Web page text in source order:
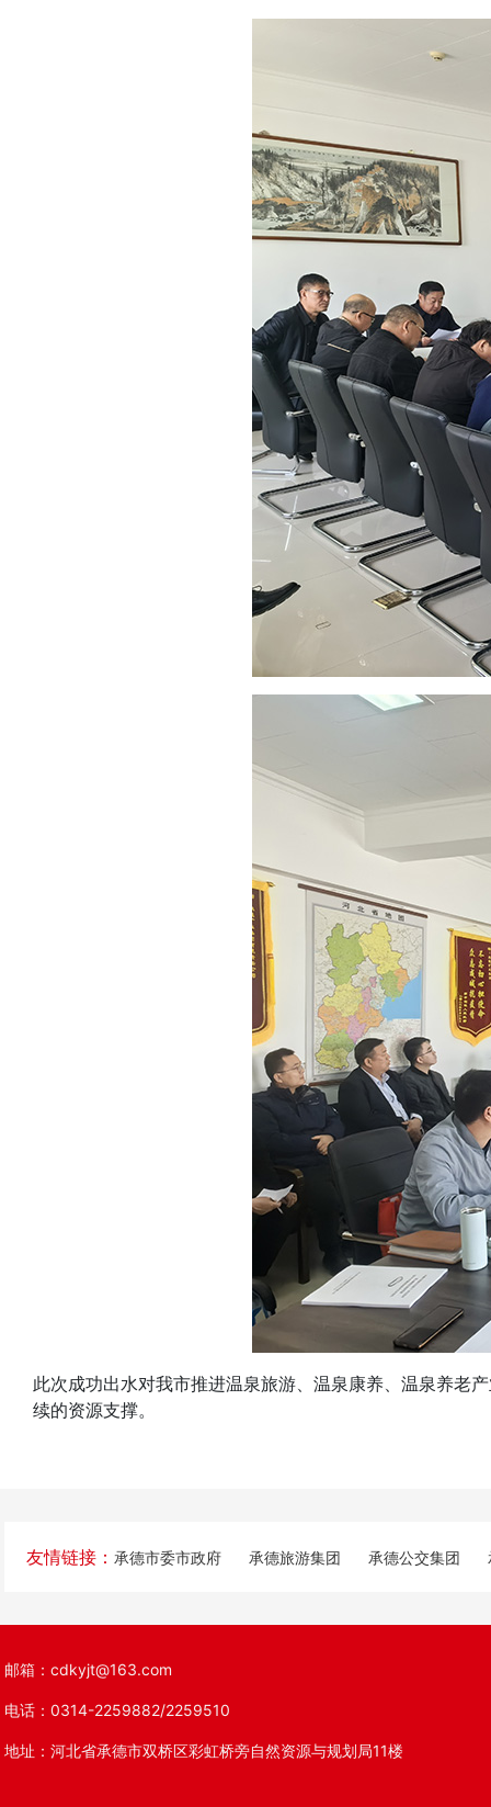
此次成功出水对我市推进温泉旅游、温泉康养、温泉养老
续的资源支撑。
友情链接： 承德市委市政府 承德旅游集团 承德公交集团
邮箱：cdkyjt@163.com
电话：0314-2259882/2259510
地址：河北省承德市双桥区彩虹桥旁自然资源与规划局11楼